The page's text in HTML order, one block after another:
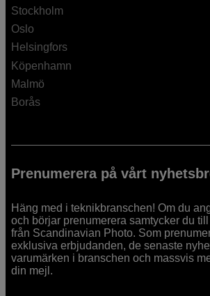
Stockholm
Oslo
Helsingfors
Köpenhamn
Malmö
Borås
Prenumerera på vårt
Häng med i teknikbranschen! Om du
och börjar prenumerera samtycker du
från Scandinavian Photo. Som
exklusiva erbjudanden, de senaste
varumärken i branschen och massvis
din mejl.